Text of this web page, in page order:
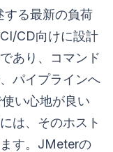
る最新の負荷
CD向けに設計
あり、コマンド
パイプラインへ
い心地が良い
は、そのホスト
す。JMeterの